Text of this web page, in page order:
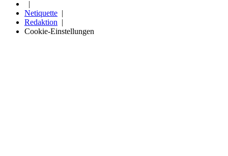
Netiquette
Redaktion
Cookie-Einstellungen